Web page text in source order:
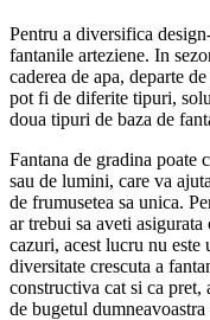
Pentru a diversifica
fantanile arteziene. In
caderea de apa, departe
pot fi de diferite tipuri,
doua tipuri de baza de
Fantana de gradina poate
sau de lumini, care va
de frumusetea sa unica.
ar trebui sa aveti
cazuri, acest lucru nu
diversitate crescuta a
constructiva cat si ca
de bugetul